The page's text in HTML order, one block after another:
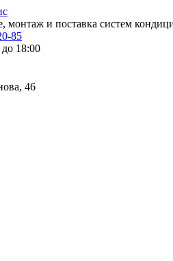
монтаж и поставка систем
85
18:00
46